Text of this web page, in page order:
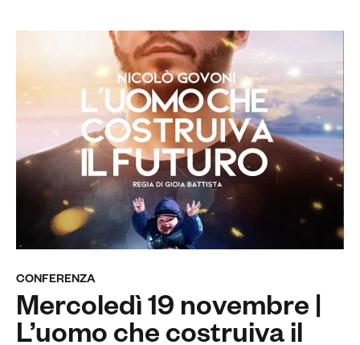
CONFERENZA
Mercoledì 19 novembre |
L’uomo che costruiva il